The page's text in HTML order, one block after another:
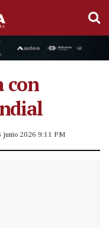
con
junio 2026 9:11 PM